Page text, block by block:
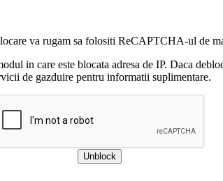
va rugam sa folositi ReCAPTCHA-ul de
in care este blocata adresa de IP. Daca
de gazduire pentru informatii suplimentare.